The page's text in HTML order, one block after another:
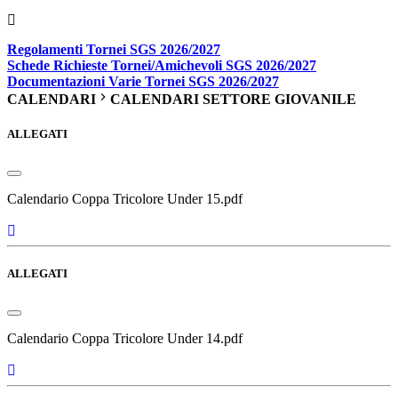
Regolamenti Tornei SGS 2026/2027
Schede Richieste Tornei/Amichevoli SGS 2026/2027
Documentazioni Varie Tornei SGS 2026/2027
CALENDARI
CALENDARI SETTORE GIOVANILE
ALLEGATI
Calendario Coppa Tricolore Under 15.pdf
ALLEGATI
Calendario Coppa Tricolore Under 14.pdf